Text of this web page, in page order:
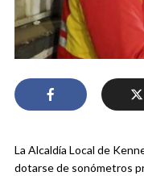
La Alcaldía Local de
dotarse de sonómetros